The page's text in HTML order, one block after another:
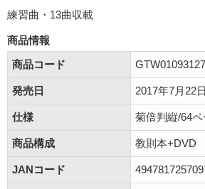
練習曲・13曲収載
商品情報
商品コード
GTW01093127
発売日 2017年7月22日
仕様 菊倍判縦/64ペ
商品構成 教則本+DVD
JANコード